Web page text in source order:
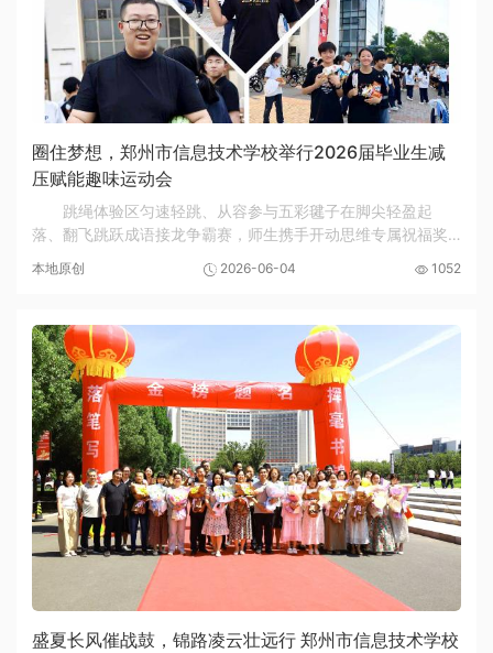
圈住梦想，郑州市信息技术学校举行2026届毕业生减
压赋能趣味运动会
跳绳体验区匀速轻跳、从容参与五彩毽子在脚尖轻盈起
落、翻飞跳跃成语接龙争霸赛，师生携手开动思维专属祝福奖
开心不已校党委书记邵元辉和同学们一起娱乐为有...
本地原创 2026-06-04 1052
盛夏长风催战鼓，锦路凌云壮远行 郑州市信息技术学校